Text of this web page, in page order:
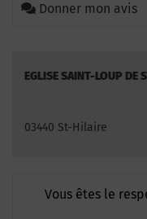
Donner mon avis
EGLISE SAINT-LOUP DE
03440 St-Hilaire
Vous êtes le